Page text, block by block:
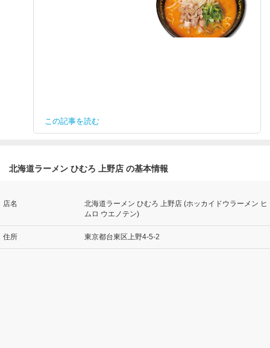
この記事を読む
北海道ラーメン ひむろ 上野店 の基本情報
店名
北海道ラーメン ひむろ 上野店 (ホッカイドウラーメン ヒ
ムロ ウエノテン)
住所 東京都台東区上野4-5-2